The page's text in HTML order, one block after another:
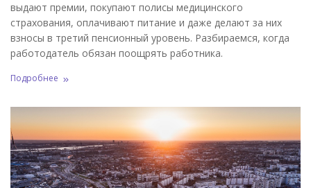
выдают премии, покупают полисы медицинского
страхования, оплачивают питание и даже делают за них
взносы в третий пенсионный уровень. Разбираемся, когда
работодатель обязан поощрять работника.
Подробнее